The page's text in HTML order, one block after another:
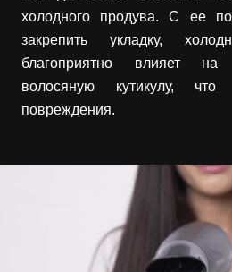
холодного продува. С ее
закрепить укладку,
благоприятно влияет
волосяную кутикулу,
повреждения.